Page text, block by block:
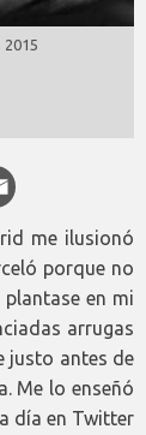
2015
me ilusionó
porque no
en mi
arrugas
justo antes de
Me lo enseñó
día en Twitter